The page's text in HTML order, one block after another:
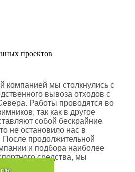
компанией мы столкнулись с
вывоза отходов с
Работы проводятся во
так как в другое
собой бескрайние
не остановило нас в
продолжительной
и подбора наиболее
средства, мы